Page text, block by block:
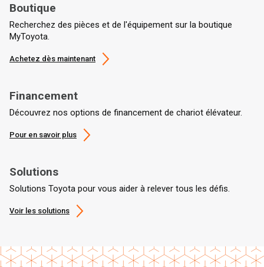
Boutique
Recherchez des pièces et de l'équipement sur la boutique
MyToyota.
Achetez dès maintenant
Financement
Découvrez nos options de financement de chariot élévateur.
Pour en savoir plus
Solutions
Solutions Toyota pour vous aider à relever tous les défis.
Voir les solutions